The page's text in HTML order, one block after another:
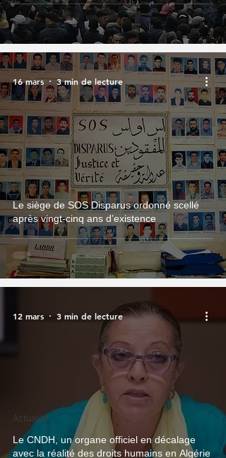
Le siège de SOS Disparus ordonné scellé
après vingt-cinq ans d’existence
Actualité
16 mars 3 min de lecture
Le CNDH, un organe officiel en décalage
avec la réalité des droits humains en Algérie
Actualité
12 mars 3 min de lecture